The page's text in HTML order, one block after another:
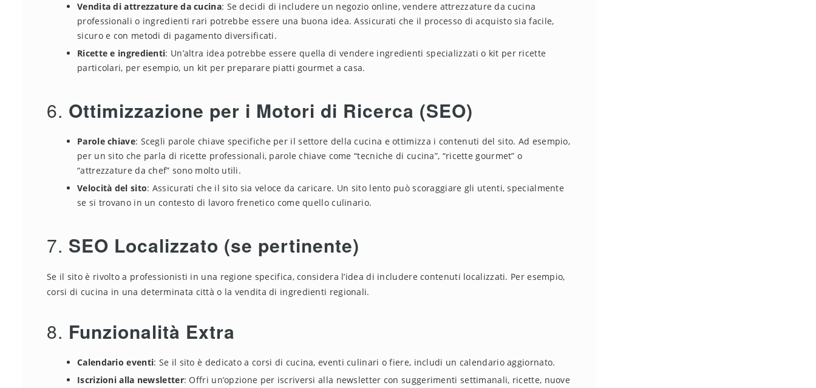
Vendita di attrezzature da cucina: Se decidi di includere un negozio online, vendere attrezzature da cucina
professionali o ingredienti rari potrebbe essere una buona idea. Assicurati che il processo di acquisto sia facile,
sicuro e con metodi di pagamento diversificati.
Ricette e ingredienti: Un’altra idea potrebbe essere quella di vendere ingredienti specializzati o kit per ricette
particolari, per esempio, un kit per preparare piatti gourmet a casa.
6. Ottimizzazione per i Motori di Ricerca (SEO)
Parole chiave: Scegli parole chiave specifiche per il settore della cucina e ottimizza i contenuti del sito. Ad esempio,
per un sito che parla di ricette professionali, parole chiave come “tecniche di cucina”, “ricette gourmet” o
“attrezzature da chef” sono molto utili.
Velocità del sito: Assicurati che il sito sia veloce da caricare. Un sito lento può scoraggiare gli utenti, specialmente
se si trovano in un contesto di lavoro frenetico come quello culinario.
7. SEO Localizzato (se pertinente)
Se il sito è rivolto a professionisti in una regione specifica, considera l’idea di includere contenuti localizzati. Per esempio,
corsi di cucina in una determinata città o la vendita di ingredienti regionali.
8. Funzionalità Extra
Calendario eventi: Se il sito è dedicato a corsi di cucina, eventi culinari o fiere, includi un calendario aggiornato.
Iscrizioni alla newsletter: Offri un’opzione per iscriversi alla newsletter con suggerimenti settimanali, ricette, nuove